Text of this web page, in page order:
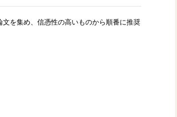
を集め、信憑性の高いものから順番に推奨